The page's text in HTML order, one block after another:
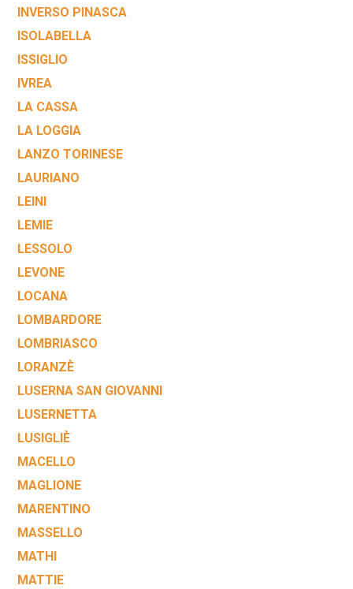
INVERSO PINASCA
ISOLABELLA
ISSIGLIO
IVREA
LA CASSA
LA LOGGIA
LANZO TORINESE
LAURIANO
LEINI
LEMIE
LESSOLO
LEVONE
LOCANA
LOMBARDORE
LOMBRIASCO
LORANZÈ
LUSERNA SAN GIOVANNI
LUSERNETTA
LUSIGLIÈ
MACELLO
MAGLIONE
MARENTINO
MASSELLO
MATHI
MATTIE